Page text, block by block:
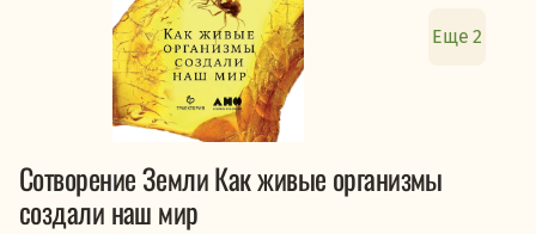
Еще 2
Сотворение Земли Как живые организмы
создали наш мир